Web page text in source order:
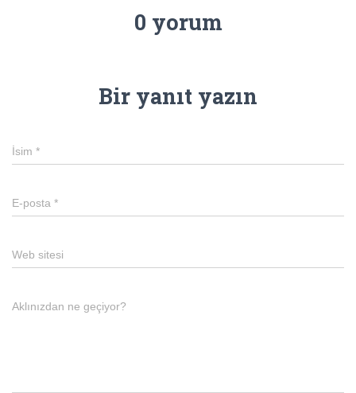
0 yorum
Bir yanıt yazın
İsim *
E-posta *
Web sitesi
Aklınızdan ne geçiyor?